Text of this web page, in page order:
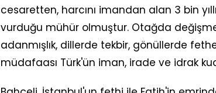
cesaretten, harcını imandan alan 3 bin
vurduğu mühür olmuştur. Otağda
adanmışlık, dillerde tekbir, gönüllerde
müdafaası Türk'ün iman, irade ve idrak